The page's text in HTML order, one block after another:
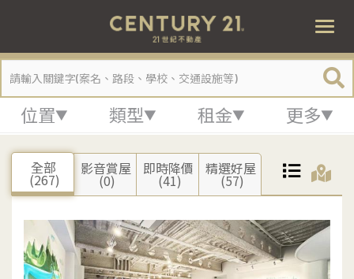
位置 類型 租金 更多
全部
(267)
影音賞屋
(0)
即時降價
(41)
精選好屋
(57)